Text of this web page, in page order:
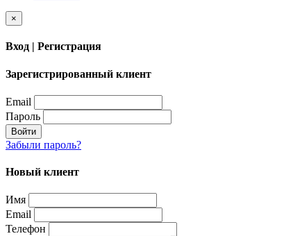
×
Вход | Регистрация
Зарегистрированный клиент
Email
Пароль
Войти
Забыли пароль?
Новый клиент
Имя
Email
Телефон